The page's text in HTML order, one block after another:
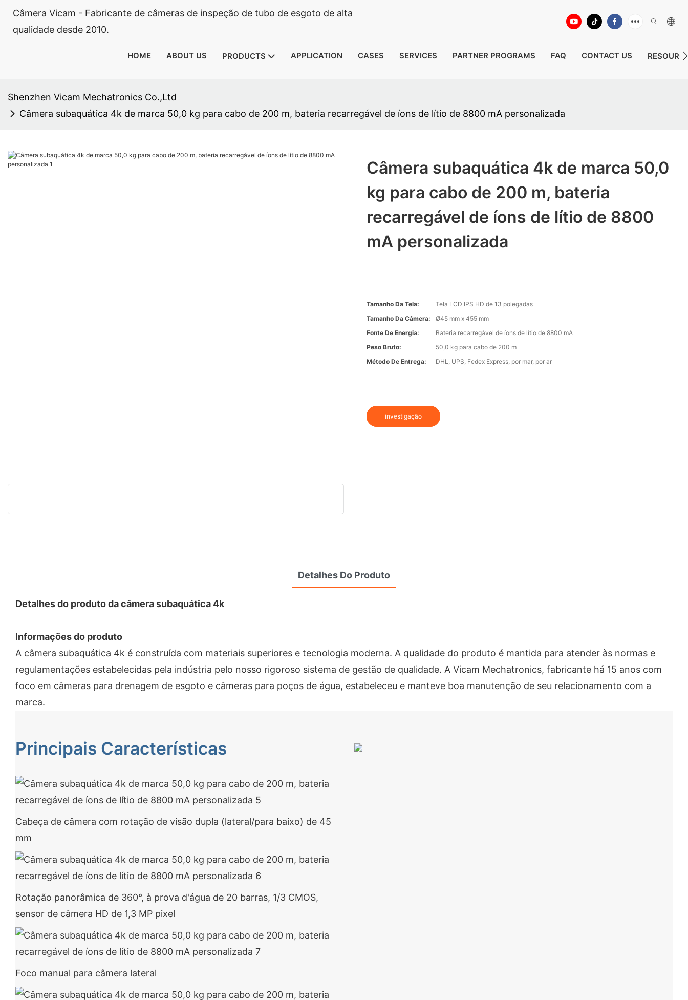
Câmera Vicam - Fabricante de câmeras de inspeção de tubo de esgoto de alta
qualidade desde 2010.
HOME ABOUT US PRODUCTS APPLICATION CASES SERVICES PARTNER PROGRAMS FAQ CONTACT US
Shenzhen Vicam Mechatronics Co.,Ltd
Câmera subaquática 4k de marca 50,0 kg para cabo de 200 m, bateria recarregável de íons de lítio de 8800 mA personalizada
Câmera subaquática 4k de marca 50,0
kg para cabo de 200 m, bateria
recarregável de íons de lítio de 8800
mA personalizada
Tamanho Da Tela:
Tela LCD IPS HD de 13 polegadas
Tamanho Da Câmera:
Ø45 mm x 455 mm
Fonte De Energia:
Bateria recarregável de íons de lítio de 8800 mA
Peso Bruto:
50,0 kg para cabo de 200 m
Método De Entrega:
DHL, UPS, Fedex Express, por mar, por ar
investigação
Detalhes Do Produto
Detalhes do produto da câmera subaquática 4k
Informações do produto
A câmera subaquática 4k é construída com materiais superiores e tecnologia moderna. A qualidade do produto é mantida para atender às normas e
regulamentações estabelecidas pela indústria pelo nosso rigoroso sistema de gestão de qualidade. A Vicam Mechatronics, fabricante há 15 anos com
foco em câmeras para drenagem de esgoto e câmeras para poços de água, estabeleceu e manteve boa manutenção de seu relacionamento com a
marca.
Principais Características
Cabeça de câmera com rotação de visão dupla (lateral/para baixo) de 45
mm
Rotação panorâmica de 360°, à prova d'água de 20 barras, 1/3 CMOS,
sensor de câmera HD de 1,3 MP pixel
Foco manual para câmera lateral